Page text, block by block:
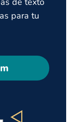
para tu